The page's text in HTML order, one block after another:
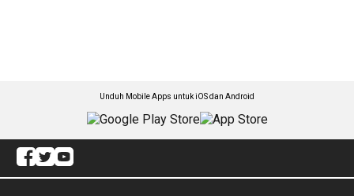
Unduh Mobile Apps untuk iOS dan Android